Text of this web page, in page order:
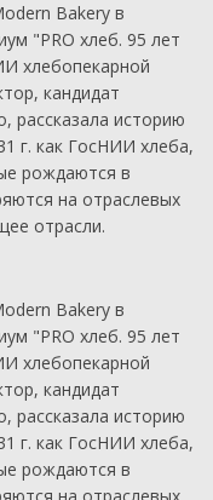
Bakery в
"PRO хлеб. 95 лет
хлебопекарной
кандидат
рассказала историю
г. как ГосНИИ хлеба,
рождаются в
на отраслевых
отрасли.
Bakery в
"PRO хлеб. 95 лет
хлебопекарной
кандидат
рассказала историю
г. как ГосНИИ хлеба,
рождаются в